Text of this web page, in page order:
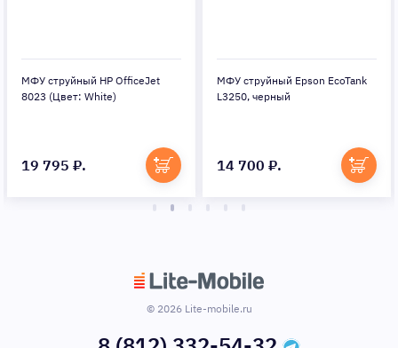
МФУ струйный HP OfficeJet
8023 (Цвет: White)
19 795 ₽.
МФУ струйный Epson EcoTank
L3250, черный
14 700 ₽.
© 2026 Lite-mobile.ru